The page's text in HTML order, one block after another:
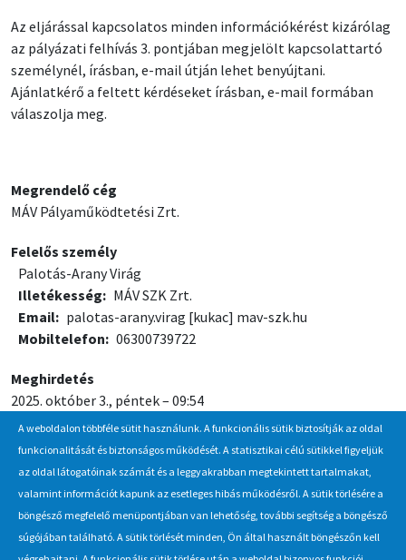
Az eljárással kapcsolatos minden információkérést kizárólag
az pályázati felhívás 3. pontjában megjelölt kapcsolattartó
személynél, írásban, e-mail útján lehet benyújtani.
Ajánlatkérő a feltett kérdéseket írásban, e-mail formában
válaszolja meg.
Megrendelő cég
MÁV Pályaműködtetési Zrt.
Felelős személy
Palotás-Arany Virág
Illetékesség
MÁV SZK Zrt.
Email
palotas-arany.virag [kukac] mav-szk.hu
Mobiltelefon
06300739722
Meghirdetés
2025. október 3., péntek – 09:54
Jelentkezési / beadási határidő
2025. október 10., péntek – 10:00
Hírlevél
A weboldalon többféle sütit használunk. A funkcionális sütik biztosítják az oldal
funkcionalitását és biztonságos működését. A statisztikai célú sütikkel figyeljük
az oldal látogatóinak számát és a leggyakrabban megtekintett tartalmakat,
valamint információt kapunk az esetleges hibás működésről. A sütik törlésére a
böngésző megfelelő menüpontjában van lehetőség, további segítség a böngésző
súgójában található. A sütik törlését minden, Ön által használt böngészőn kell